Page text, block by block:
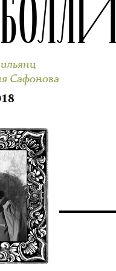
Сафонова